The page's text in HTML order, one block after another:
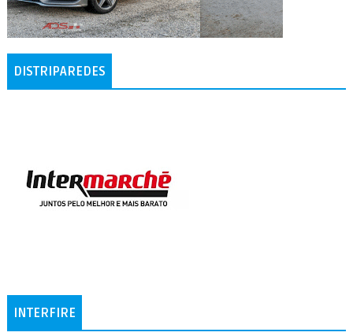
DISTRIPAREDES
INTERFIRE